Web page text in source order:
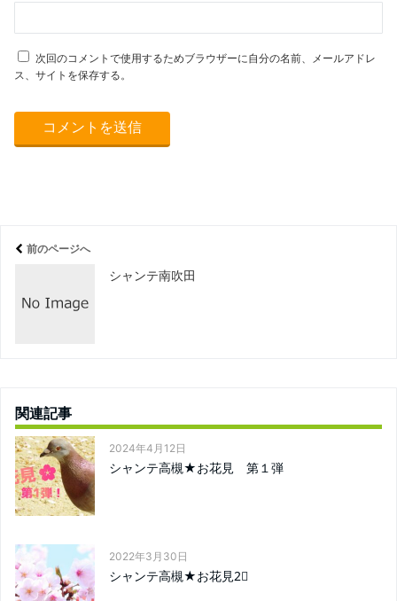
次回のコメントで使用するためブラウザーに自分の名前、メールアドレ
ス、サイトを保存する。
前のページへ
シャンテ南吹田
関連記事
2024年4月12日
シャンテ高槻★お花見 第１弾
2022年3月30日
シャンテ高槻★お花見2⃣